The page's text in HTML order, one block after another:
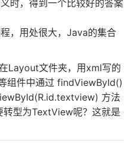
时，得到一个比较好的答案
，用处很大，Java的集合
Layout文件夹，用xml写的
组件中通过 findViewById()
方法
型为TextView呢？这就是